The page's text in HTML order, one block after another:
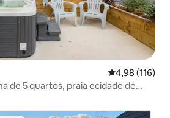
4,98 de uma
4,98 (116)
de 5 quartos, praia ecidade de